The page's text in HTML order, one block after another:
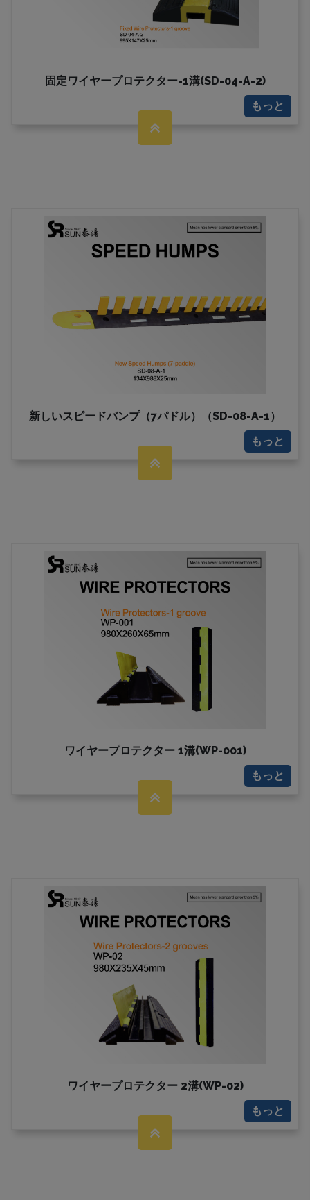
固定ワイヤープロテクター-1溝(SD-04-A-2)
もっと
新しいスピードバンプ（7パドル）（SD-08-A-1）
もっと
ワイヤープロテクター 1溝(WP-001)
もっと
ワイヤープロテクター 2溝(WP-02)
もっと